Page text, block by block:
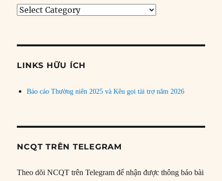
Tìm
đề
LINKS HỮU ÍCH
Báo cáo Thường niên 2025 và Kêu gọi tài trợ năm 2026
NCQT TRÊN TELEGRAM
Theo dõi NCQT trên Telegram để nhận được thông báo bài